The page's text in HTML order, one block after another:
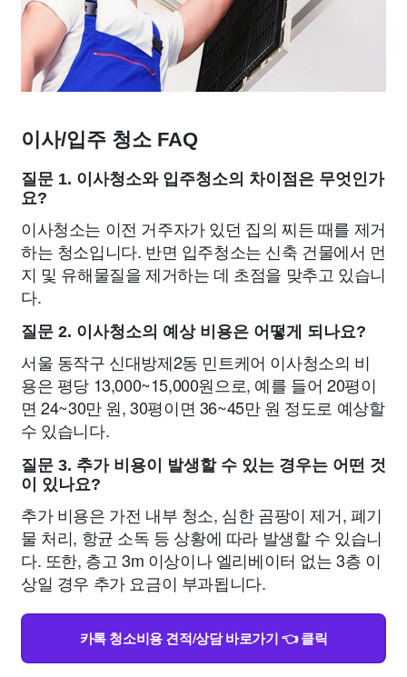
이사/입주 청소 FAQ
질문 1. 이사청소와 입주청소의 차이점은 무엇인가
요?
이사청소는 이전 거주자가 있던 집의 찌든 때를 제거
하는 청소입니다. 반면 입주청소는 신축 건물에서 먼
지 및 유해물질을 제거하는 데 초점을 맞추고 있습니
다.
질문 2. 이사청소의 예상 비용은 어떻게 되나요?
서울 동작구 신대방제2동 민트케어 이사청소의 비
용은 평당 13,000~15,000원으로, 예를 들어 20평이
면 24~30만 원, 30평이면 36~45만 원 정도로 예상할
수 있습니다.
질문 3. 추가 비용이 발생할 수 있는 경우는 어떤 것
이 있나요?
추가 비용은 가전 내부 청소, 심한 곰팡이 제거, 폐기
물 처리, 항균 소독 등 상황에 따라 발생할 수 있습니
다. 또한, 층고 3m 이상이나 엘리베이터 없는 3층 이
상일 경우 추가 요금이 부과됩니다.
카톡 청소비용 견적/상담 바로가기 👈 클릭